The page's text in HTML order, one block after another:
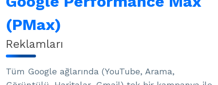
(PMax)
Reklamları
Tüm Google ağlarında (YouTube, Arama,